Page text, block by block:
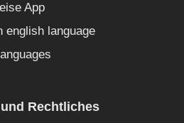
App
english language
Rechtliches